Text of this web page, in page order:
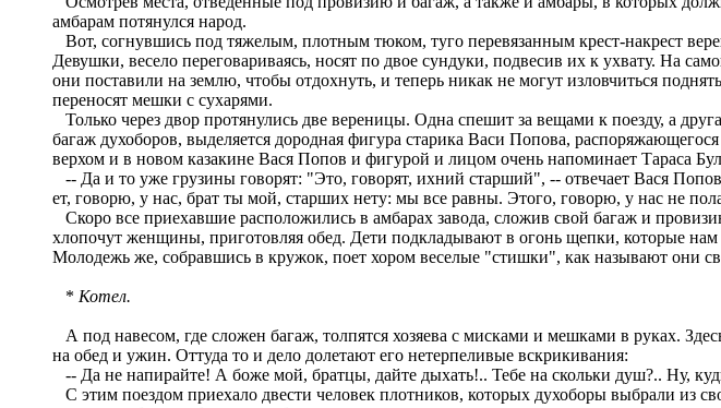
амбарам потянулся народ.
Вот, согнувшись под тяжелым, плотным тюком, туго перевязанным крест-накрест
Девушки, весело переговариваясь, носят по двое сундуки, подвесив их к ухвату. На
они поставили на землю, чтобы отдохнуть, и теперь никак не могут изловчиться
переносят мешки с сухарями.
Только через двор протянулись две вереницы. Одна спешит за вещами к поезду, а
багаж духоборов, выделяется дородная фигура старика Васи Попова,
верхом и в новом казакине Вася Попов и фигурой и лицом очень напоминает Тараса
-- Да и то уже грузины говорят: "Это, говорят, ихний старший", -- отвечает Вася
ет, говорю, у нас, брат ты мой, старших нету: мы все равны. Этого, говорю, у нас не
Скоро все приехавшие расположились в амбарах завода, сложив свой багаж и
хлопочут женщины, приготовляя обед. Дети подкладывают в огонь щепки, которые нам
Молодежь же, собравшись в кружок, поет хором веселые "стишки", как называют они
* Котел.
А под навесом, где сложен багаж, толпятся хозяева с мисками и мешками в руках.
на обед и ужин. Оттуда то и дело долетают его нетерпеливые вскрикивания:
-- Да не напирайте! А боже мой, братцы, дайте дыхать!.. Тебе на скольки душ?.. Ну,
С этим поездом приехало двести человек плотников, которых духоборы выбрали из